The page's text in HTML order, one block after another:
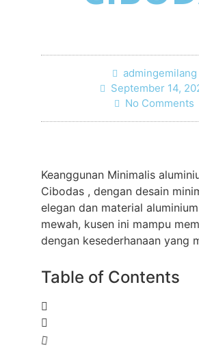
admingemilang
September 14,
No Comments
Keanggunan Minimalis
Cibodas , dengan desain
elegan dan material
mewah, kusen ini mampu
dengan kesederhanaan yang
Table of Contents